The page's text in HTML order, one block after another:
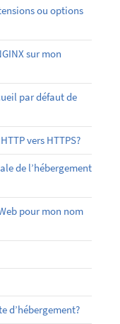
ou options
sur mon
par défaut de
vers HTTPS?
de l’hébergement
pour mon nom
d’hébergement?